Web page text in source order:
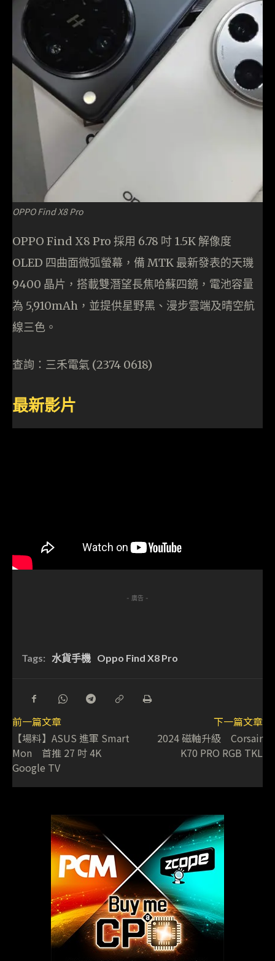
OPPO Find X8 Pro
OPPO Find X8 Pro 採用 6.78 吋 1.5K 解像度
OLED 四曲面微弧螢幕，備 MTK 最新發表的天璣
9400 晶片，搭載雙潛望長焦哈蘇四鏡，電池容量
為 5,910mAh，並提供星野黑、漫步雲端及晴空航
線三色。
查詢：三禾電氣 (2374 0618)
最新影片
- 廣告 -
Tags: 水貨手機 Oppo Find X8 Pro
前一篇文章
【場料】ASUS 進軍 Smart
Mon 首推 27 吋 4K
Google TV
下一篇文章
2024 磁軸升級 Corsair
K70 PRO RGB TKL